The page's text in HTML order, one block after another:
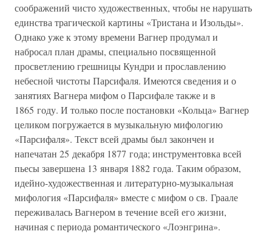
соображений чисто художественных, чтобы не нарушать
единства трагической картины «Тристана и Изольды».
Однако уже к этому времени Вагнер продумал и
набросал план драмы, специально посвященной
просветлению грешницы Кундри и прославлению
небесной чистоты Парсифаля. Имеются сведения и о
занятиях Вагнера мифом о Парсифале также и в
1865 году. И только после постановки «Кольца» Вагнер
целиком погружается в музыкальную мифологию
«Парсифаля». Текст всей драмы был закончен и
напечатан 25 декабря 1877 года; инструментовка всей
пьесы завершена 13 января 1882 года. Таким образом,
идейно-художественная и литературно-музыкальная
мифология «Парсифаля» вместе с мифом о св. Граале
переживалась Вагнером в течение всей его жизни,
начиная с периода романтического «Лоэнгрина».